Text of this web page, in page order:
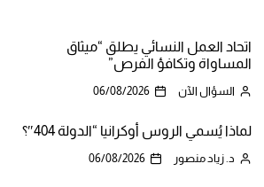
اتحاد العمل النسائي يطلق “ميثاق
المساواة وتكافؤ الفرص”
السؤال الآن 06/08/2026
لماذا يُسمي الروس أوكرانيا “الدولة 404″؟
د. زياد منصور 06/08/2026